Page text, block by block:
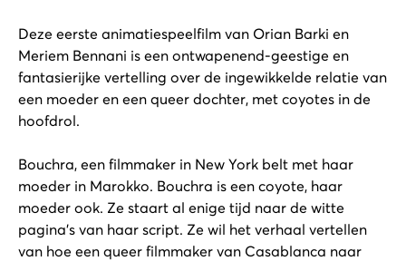
Deze eerste animatiespeelfilm van Orian Barki en
Meriem Bennani is een ontwapenend-geestige en
fantasierijke vertelling over de ingewikkelde relatie van
een moeder en een queer dochter, met coyotes in de
hoofdrol.
Bouchra, een filmmaker in New York belt met haar
moeder in Marokko. Bouchra is een coyote, haar
moeder ook. Ze staart al enige tijd naar de witte
pagina’s van haar script. Ze wil het verhaal vertellen
van hoe een queer filmmaker van Casablanca naar